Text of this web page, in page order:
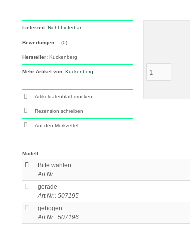
Lieferzeit: Nicht Lieferbar
Bewertungen: (0)
Hersteller: Kuckenberg
Mehr Artikel von: Kuckenberg
Artikeldatenblatt drucken
Rezension schreiben
Modell
Bitte wählen
Art.Nr.:
gerade
Art.Nr.: 507195
gebogen
Art.Nr.: 507196